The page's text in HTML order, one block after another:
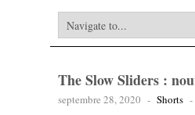
The Slow Sliders :
septembre 28, 2020 - Shorts -